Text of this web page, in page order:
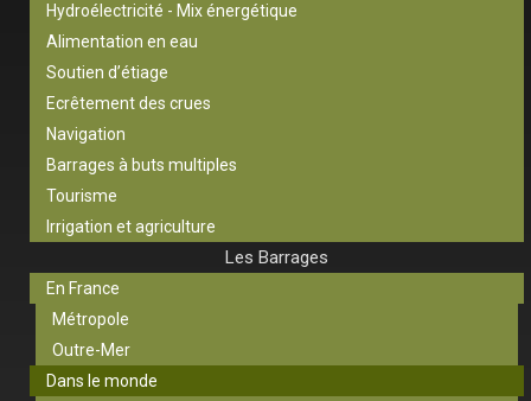
Hydroélectricité - Mix énergétique
Alimentation en eau
Soutien d’étiage
Ecrêtement des crues
Navigation
Barrages à buts multiples
Tourisme
Irrigation et agriculture
Les Barrages
En France
Métropole
Outre-Mer
Dans le monde